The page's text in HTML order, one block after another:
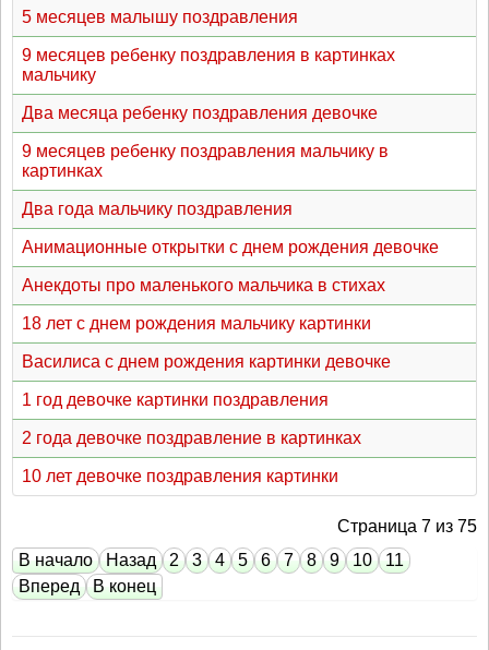
5 месяцев малышу поздравления
9 месяцев ребенку поздравления в картинках
мальчику
Два месяца ребенку поздравления девочке
9 месяцев ребенку поздравления мальчику в
картинках
Два года мальчику поздравления
Анимационные открытки с днем рождения девочке
Анекдоты про маленького мальчика в стихах
18 лет с днем рождения мальчику картинки
Василиса с днем рождения картинки девочке
1 год девочке картинки поздравления
2 года девочке поздравление в картинках
10 лет девочке поздравления картинки
Страница 7 из 75
В начало
Назад 2 3 4 5 6 7 8 9 10
11
Вперед
В конец